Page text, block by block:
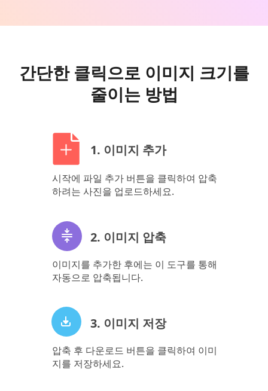
간단한 클릭으로 이미지 크기를
줄이는 방법
1. 이미지 추가
시작에 파일 추가 버튼을 클릭하여 압축
하려는 사진을 업로드하세요.
2. 이미지 압축
이미지를 추가한 후에는 이 도구를 통해
자동으로 압축됩니다.
3. 이미지 저장
압축 후 다운로드 버튼을 클릭하여 이미
지를 저장하세요.